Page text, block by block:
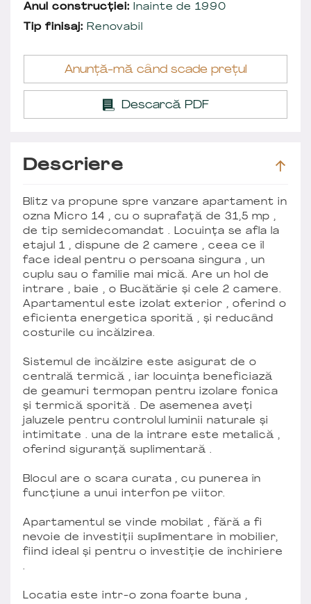
Anul construcției: Inainte de 1990
Tip finisaj: Renovabil
Anunță-mă când scade prețul
Descarcă PDF
Descriere
Blitz va propune spre vanzare apartament in
ozna Micro 14 , cu o suprafață de 31,5 mp ,
de tip semidecomandat . Locuința se afla la
etajul 1 , dispune de 2 camere , ceea ce îl
face ideal pentru o persoana singura , un
cuplu sau o familie mai mică. Are un hol de
intrare , baie , o Bucătărie și cele 2 camere.
Apartamentul este izolat exterior , oferind o
eficienta energetica sporită , și reducând
costurile cu încălzirea.
Sistemul de încălzire este asigurat de o
centrală termică , iar locuința beneficiază
de geamuri termopan pentru izolare fonica
și termică sporită . De asemenea aveți
jaluzele pentru controlul luminii naturale și
intimitate . una de la intrare este metalică ,
oferind siguranță suplimentară .
Blocul are o scara curata , cu punerea în
funcțiune a unui interfon pe viitor.
Apartamentul se vinde mobilat , fără a fi
nevoie de investiții suplimentare în mobilier,
fiind ideal și pentru o investiție de închiriere
.
Locatia este intr-o zona foarte buna ,